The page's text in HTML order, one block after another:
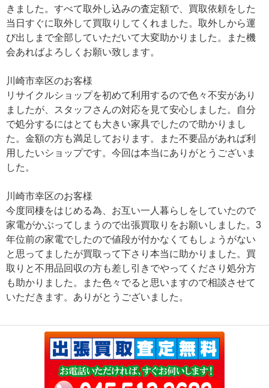
きました。すべて取外し込みの査定額で、買取依頼をした
当日すぐに取外して買取りしてくれました。取外しから運
び出しまで全部していただいて大変助かりました。また機
会あればよろしくお願い致します。
川崎市幸区のお客様
リサイクルショップを初めて利用するので色々不安があり
ましたが、スタッフさんの対応を見て安心しました。自分
で処分するにはとても大きい家具でしたので助かりまし
た。金額の方も満足しております。また不要品があれば利
用したいショップです。今回は本当にありがとうございま
した。
川崎市幸区のお客様
今度同棲をはじめる為、お互い一人暮らしをしていたので
家電がかぶってしまうので出張買取りをお願いしました。3
年位前の家電でしたので値段が付かなくてもしょうがない
と思ってましたが買取って下さり本当に助かりました。買
取りと不用品回収の方も差し引きでやってくださり処分方
も助かりました。また色々でると思いますので相談させて
いただきます。ありがとうございました。